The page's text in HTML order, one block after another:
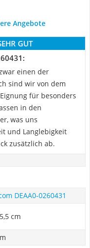
Angebote
GUT
einen der
sind wir von dem
für besonders
in den
was uns
und Langlebigkeit
zusätzlich ab.
DEAA0-0260431
cm